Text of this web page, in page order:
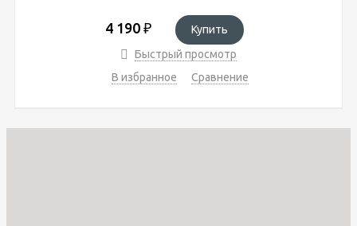
4 190 ₽
Купить
Быстрый просмотр
В избранное
Сравнение